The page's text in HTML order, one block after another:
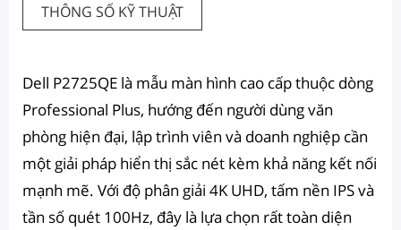
THÔNG SỐ KỸ THUẬT
Dell P2725QE là mẫu màn hình cao cấp thuộc dòng
Professional Plus, hướng đến người dùng văn
phòng hiện đại, lập trình viên và doanh nghiệp cần
một giải pháp hiển thị sắc nét kèm khả năng kết nối
mạnh mẽ. Với độ phân giải 4K UHD, tấm nền IPS và
tần số quét 100Hz, đây là lựa chọn rất toàn diện